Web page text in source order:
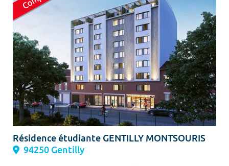
Résidence étudiante GENTILLY MONTSOURIS
94250 Gentilly